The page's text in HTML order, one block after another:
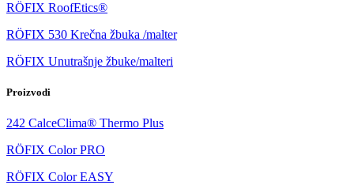
RÖFIX RoofEtics®
RÖFIX 530 Krečna žbuka /malter
RÖFIX Unutrašnje žbuke/malteri
Proizvodi
242 CalceClima® Thermo Plus
RÖFIX Color PRO
RÖFIX Color EASY